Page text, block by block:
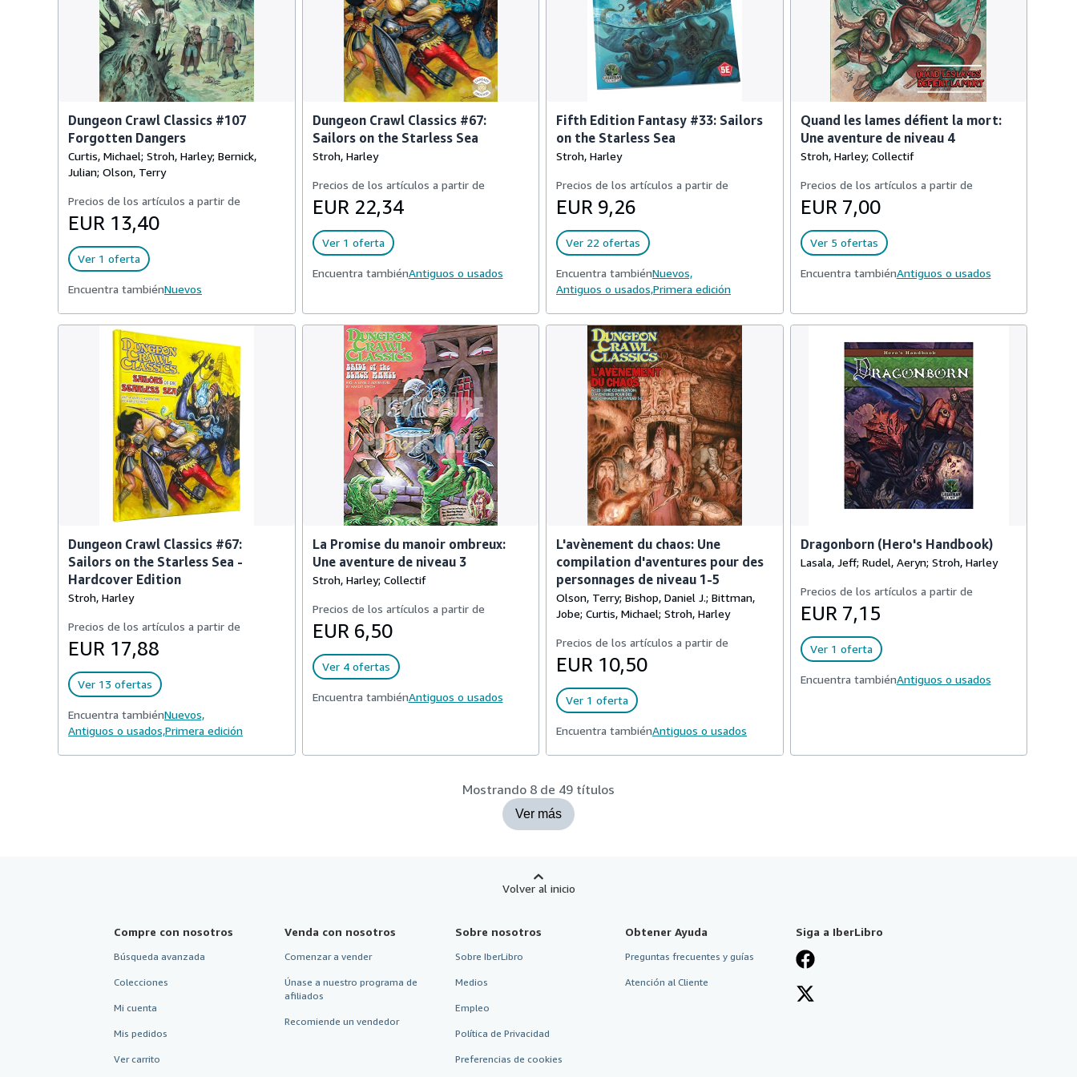
Dungeon Crawl Classics #107
Forgotten Dangers
Curtis, Michael; Stroh, Harley; Bernick,
Julian; Olson, Terry
Precios de los artículos a partir de
EUR 13,40
Ver 1 oferta
Encuentra tambiénNuevos
Dungeon Crawl Classics #67:
Sailors on the Starless Sea
Stroh, Harley
Precios de los artículos a partir de
EUR 22,34
Ver 1 oferta
Encuentra tambiénAntiguos o usados
Fifth Edition Fantasy #33: Sailors
on the Starless Sea
Stroh, Harley
Precios de los artículos a partir de
EUR 9,26
Ver 22 ofertas
Encuentra tambiénNuevos,
Antiguos o usados,Primera edición
Quand les lames défient la mort:
Une aventure de niveau 4
Stroh, Harley; Collectif
Precios de los artículos a partir de
EUR 7,00
Ver 5 ofertas
Encuentra tambiénAntiguos o usados
Dungeon Crawl Classics #67:
Sailors on the Starless Sea -
Hardcover Edition
Stroh, Harley
Precios de los artículos a partir de
EUR 17,88
Ver 13 ofertas
Encuentra tambiénNuevos,
Antiguos o usados,Primera edición
La Promise du manoir ombreux:
Une aventure de niveau 3
Stroh, Harley; Collectif
Precios de los artículos a partir de
EUR 6,50
Ver 4 ofertas
Encuentra tambiénAntiguos o usados
L'avènement du chaos: Une
compilation d'aventures pour des
personnages de niveau 1-5
Olson, Terry; Bishop, Daniel J.; Bittman,
Jobe; Curtis, Michael; Stroh, Harley
Precios de los artículos a partir de
EUR 10,50
Ver 1 oferta
Encuentra tambiénAntiguos o usados
Dragonborn (Hero's Handbook)
Lasala, Jeff; Rudel, Aeryn; Stroh, Harley
Precios de los artículos a partir de
EUR 7,15
Ver 1 oferta
Encuentra tambiénAntiguos o usados
Mostrando 8 de 49 títulos
Ver más
Volver al inicio
Compre con nosotros
Búsqueda avanzada
Colecciones
Mi cuenta
Mis pedidos
Ver carrito
Venda con nosotros
Comenzar a vender
Únase a nuestro programa de
afiliados
Recomiende un vendedor
Sobre nosotros
Sobre IberLibro
Medios
Empleo
Política de Privacidad
Preferencias de cookies
Obtener Ayuda
Preguntas frecuentes y guías
Atención al Cliente
Siga a IberLibro